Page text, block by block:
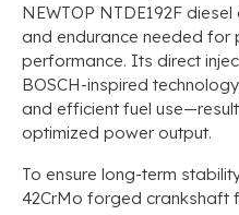
NEWTOP NTDE192F
and endurance needed
performance. Its direct
BOSCH-inspired technology
and efficient fuel
optimized power output.
To ensure long-term
42CrMo forged crankshaft